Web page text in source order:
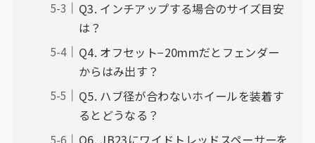
Q3. インチアップする場合のサイズ目安
は？
Q4. オフセット−20mmだとフェンダー
からはみ出す？
Q5. ハブ径が合わないホイールを装着す
るとどうなる？